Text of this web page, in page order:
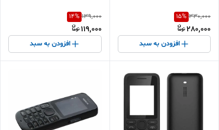
330,000
15%
280,000
افزودن به سبد
139,000
14%
119,000
افزودن به سبد